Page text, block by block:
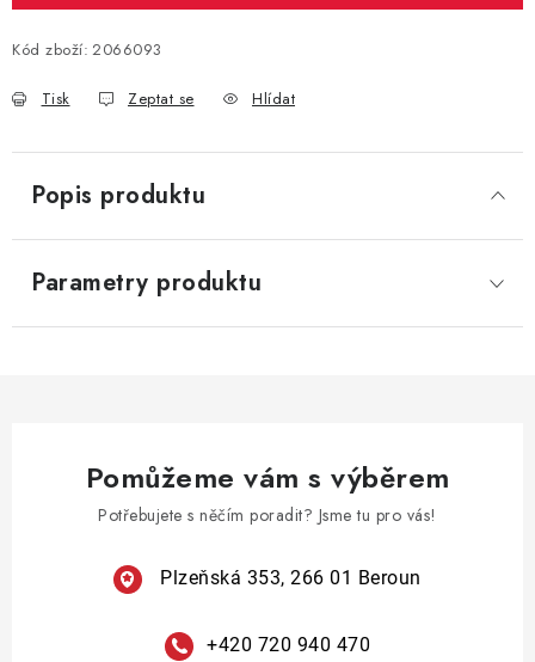
Kód zboží: 2066093
Tisk Zeptat se Hlídat
Popis produktu
Parametry produktu
Pomůžeme vám s výběrem
Potřebujete s něčím poradit? Jsme tu pro vás!
Plzeňská 353, 266 01 Beroun
+420 720 940 470